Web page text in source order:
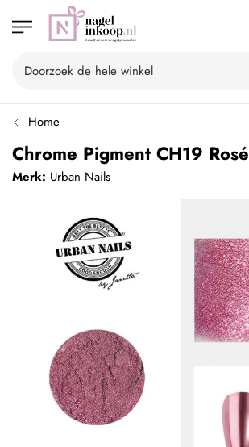
Home
Chrome Pigment CH19 Rosé
Merk: Urban Nails